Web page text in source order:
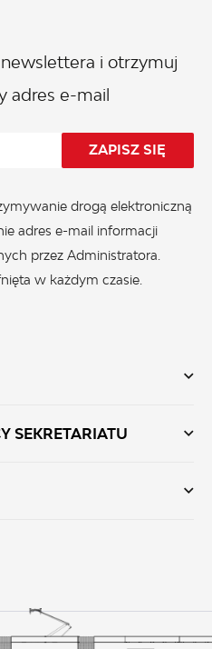
i otrzymuj
adres e-mail
drogą elektroniczną
adres e-mail informacji
przez Administratora.
w każdym czasie.
SEKRETARIATU